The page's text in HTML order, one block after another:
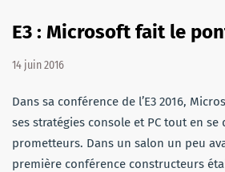
E3 : Microsoft fait le
14 juin 2016
Dans sa conférence de l’E3 2016,
ses stratégies console et PC tout en
prometteurs. Dans un salon un peu
première conférence constructeurs